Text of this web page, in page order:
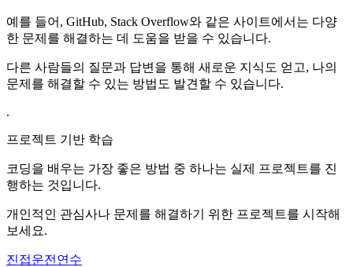
예를 들어, GitHub, Stack Overflow와 같은 사이트에서는 다양
한 문제를 해결하는 데 도움을 받을 수 있습니다.
다른 사람들의 질문과 답변을 통해 새로운 지식도 얻고, 나의
문제를 해결할 수 있는 방법도 발견할 수 있습니다.
.
프로젝트 기반 학습
코딩을 배우는 가장 좋은 방법 중 하나는 실제 프로젝트를 진
행하는 것입니다.
개인적인 관심사나 문제를 해결하기 위한 프로젝트를 시작해
보세요.
진접운전연수